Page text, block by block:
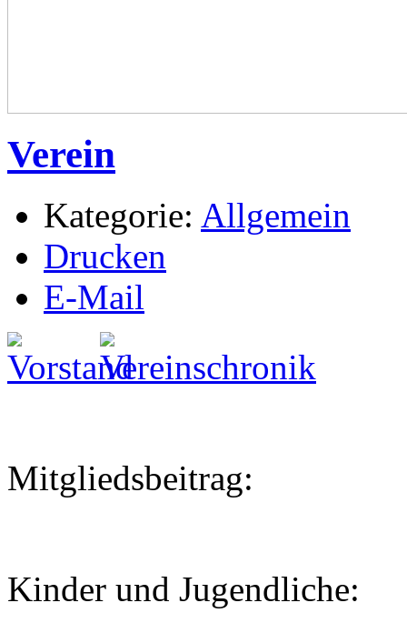
Verein
Kategorie: Allgemein
Drucken
E-Mail
Mitgliedsbeitrag:
Kinder und Jugendliche: